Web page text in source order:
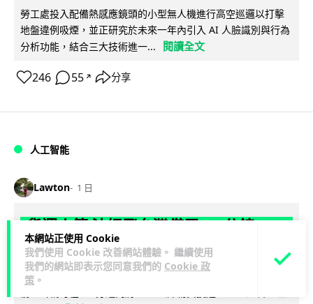
本網站正使用 Cookie
我們使用 Cookie 改善網站體驗。 繼續使用
我們的網站即表示您同意我們的 Cookie 政
策 。
勞工處投入配備熱感應鏡頭的小型無人機進行高空巡邏以打擊
地盤違例吸煙，並正研究於未來一年內引入 AI 人臉識別與行為
分析功能，結合三大技術進一...
閱讀全文
246 55 ↗ 分享
人工智能
Lawton 1 日
貨運火箭 沖繩飛台灣僅需 15 分鐘 Hop
Aero 將 550 磅貨物運送至 725 公里外
【真正用火箭送貨】美國初創 Hop Aero 公開自動駕駛貨運火